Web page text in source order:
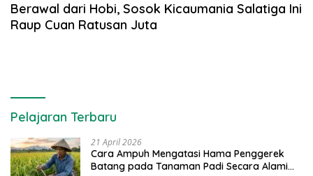
Berawal dari Hobi, Sosok Kicaumania Salatiga Ini
Raup Cuan Ratusan Juta
Pelajaran Terbaru
21 April 2026
Cara Ampuh Mengatasi Hama Penggerek
Batang pada Tanaman Padi Secara Alami